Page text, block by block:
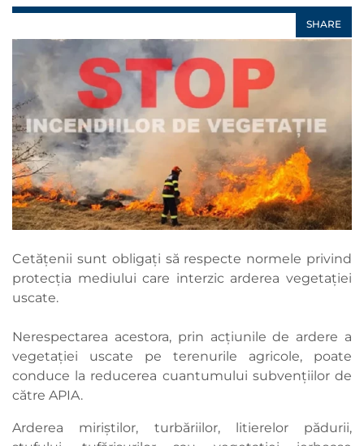
SHARE
Cetățenii sunt obligați să respecte normele privind
protecția mediului care interzic arderea vegetației
uscate.
Nerespectarea acestora, prin acțiunile de ardere a
vegetației uscate pe terenurile agricole, poate
conduce la reducerea cuantumului subvențiilor de
către APIA.
Arderea miriștilor, turbăriilor, litierelor pădurii,